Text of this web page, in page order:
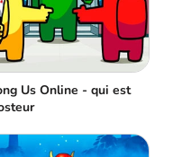
Us Online - qui est